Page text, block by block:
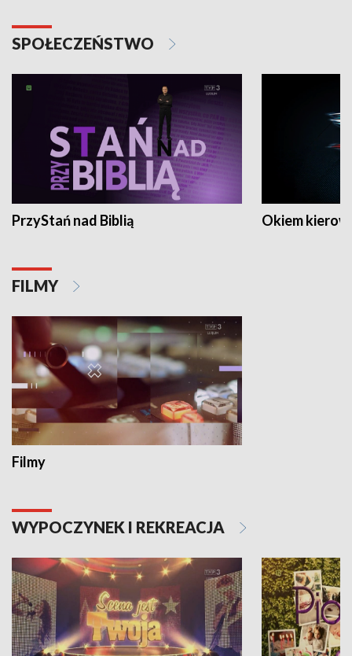
SPOŁECZEŃSTWO
PrzyStań nad Biblią Okiem
FILMY
Filmy
WYPOCZYNEK I REKREACJA